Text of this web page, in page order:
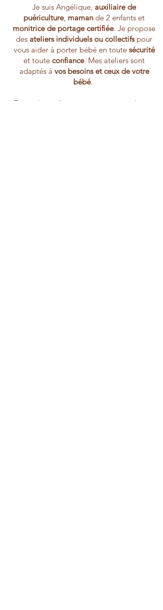
Je suis Angélique, auxiliaire de
puériculture, maman de 2 enfants et
monitrice de portage certifiée. Je propose
des ateliers individuels ou collectifspour
vous aider à porter bébé en toute sécurité
et toute confiance. Mes ateliers sont
adaptés à vos besoins et ceux de votre
bébé.
Et en plus, grâce au portage, vous n'aurez